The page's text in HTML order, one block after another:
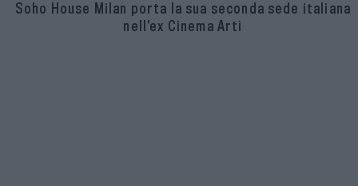
Soho House Milan porta la sua seconda sede italiana
nell’ex Cinema Arti